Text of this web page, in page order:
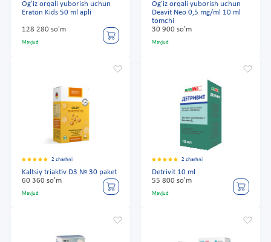
Og'iz orqali yuborish uchun
Eraton Kids 50 ml apli
128 280 so'm
Mavjud
Og'iz orqali yuborish uchun
Deavit Neo 0,5 mg/ml 10 ml
tomchi
30 900 so'm
Mavjud
2 sharhni
Kaltsiy triaktiv D3 № 30 paket
60 360 so'm
Mavjud
2 sharhni
Detrivit 10 ml
55 800 so'm
Mavjud